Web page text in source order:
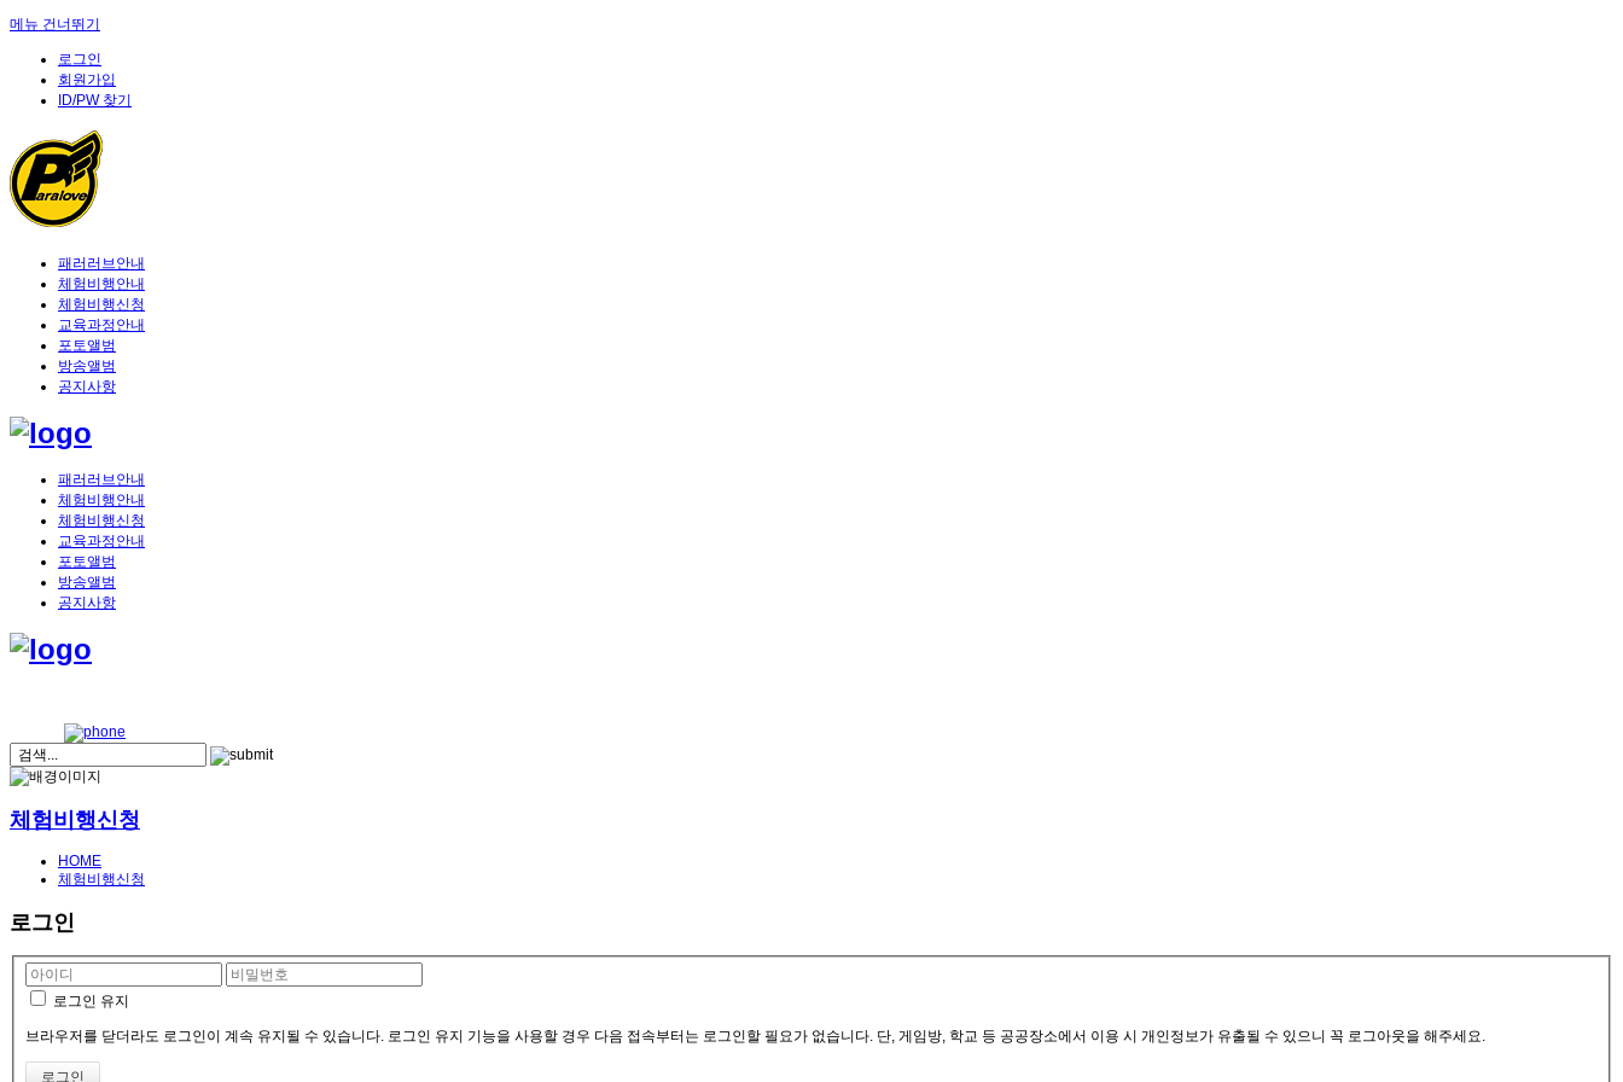
메뉴 건너뛰기
로그인
회원가입
ID/PW 찾기
패러러브안내
체험비행안내
체험비행신청
교육과정안내
포토앨범
방송앨범
공지사항
패러러브안내
체험비행안내
체험비행신청
교육과정안내
포토앨범
방송앨범
공지사항
체험비행신청
HOME
체험비행신청
로그인
로그인 유지
브라우저를 닫더라도 로그인이 계속 유지될 수 있습니다. 로그인 유지 기능을 사용할 경우 다음 접속부터는 로그인할 필요가 없습니다. 단, 게임방, 학교 등 공공장소에서 이용 시 개인정보가 유출될 수 있으니 꼭 로그아웃을 해주세요.